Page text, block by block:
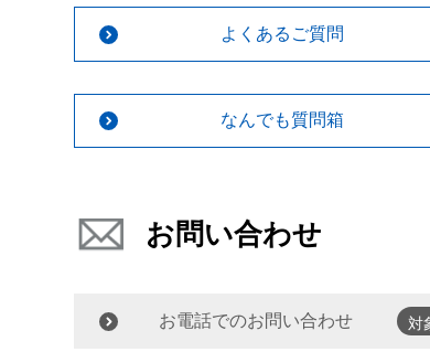
よくあるご質問
なんでも質問箱
お問い合わせ
お電話でのお問い合わせ 対